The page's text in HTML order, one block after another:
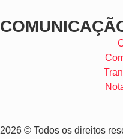
2026 © Todos os direitos